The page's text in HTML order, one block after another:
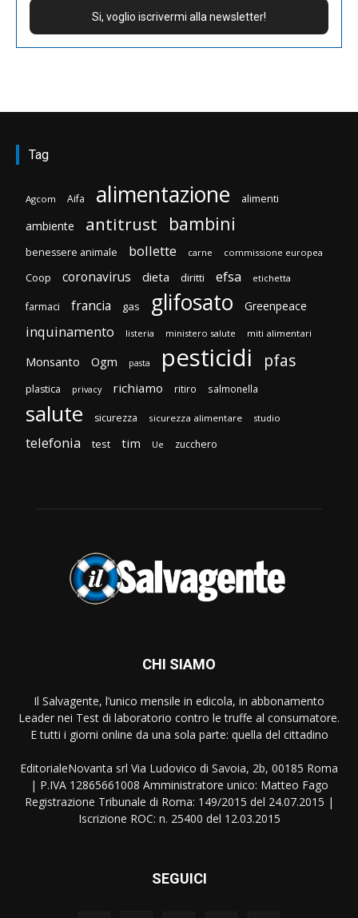
Tag
Agcom Aifa alimentazione alimenti
ambiente antitrust bambini
benessere animale bollette carne commissione europea
Coop coronavirus dieta diritti efsa etichetta
farmaci francia gas glifosato Greenpeace
inquinamento listeria ministero salute miti alimentari
Monsanto Ogm pasta pesticidi pfas
plastica privacy richiamo ritiro salmonella
salute sicurezza sicurezza alimentare studio
telefonia test tim Ue zucchero
CHI SIAMO
Il Salvagente, l’unico mensile in edicola, in abbonamento
Leader nei Test di laboratorio contro le truffe al consumatore.
E tutti i giorni online da una sola parte: quella del cittadino
EditorialeNovanta srl Via Ludovico di Savoia, 2b, 00185 Roma
| P.IVA 12865661008 Amministratore unico: Matteo Fago
Registrazione Tribunale di Roma: 149/2015 del 24.07.2015 |
Iscrizione ROC: n. 25400 del 12.03.2015
SEGUICI